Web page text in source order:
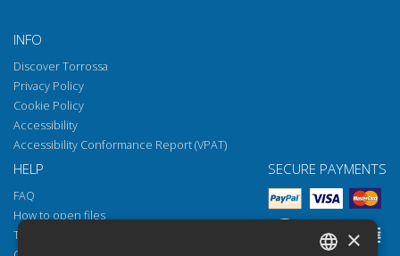
INFO
Discover Torrossa
Privacy Policy
Cookie Policy
Accessibility
Accessibility Conformance Report (VPAT)
HELP
FAQ
How to open files
Torrossa Reader
SECURE PAYMENTS
×